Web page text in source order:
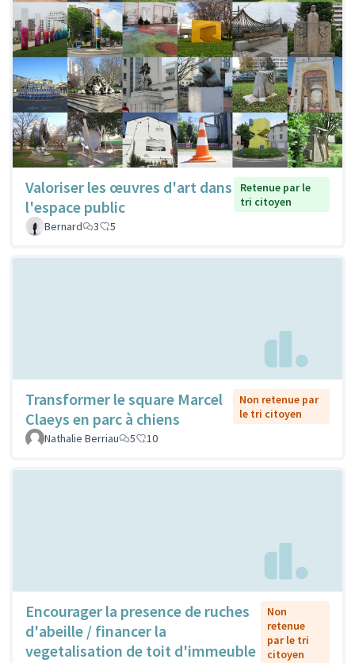
Valoriser les œuvres d'art dans
l'espace public
Retenue par le
tri citoyen
Bernard
3 5
Transformer le square Marcel
Claeys en parc à chiens
Non retenue par
le tri citoyen
Nathalie Berriau
5 10
Encourager la presence de ruches
d'abeille / financer la
vegetalisation de toit d'immeuble
Non
retenue
par le tri
citoyen